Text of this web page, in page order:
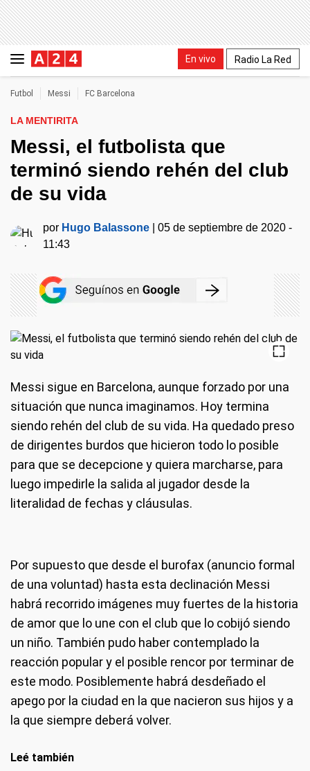
En vivo Radio La Red
Futbol Messi FC Barcelona
LA MENTIRITA
Messi, el futbolista que
terminó siendo rehén del club
de su vida
por Hugo Balassone |05 de septiembre de 2020 -
11:43
Messi sigue en Barcelona, aunque forzado por una
situación que nunca imaginamos. Hoy termina
siendo rehén del club de su vida. Ha quedado preso
de dirigentes burdos que hicieron todo lo posible
para que se decepcione y quiera marcharse, para
luego impedirle la salida al jugador desde la
literalidad de fechas y cláusulas.
Por supuesto que desde el burofax (anuncio formal
de una voluntad) hasta esta declinación Messi
habrá recorrido imágenes muy fuertes de la historia
de amor que lo une con el club que lo cobijó siendo
un niño. También pudo haber contemplado la
reacción popular y el posible rencor por terminar de
este modo. Posiblemente habrá desdeñado el
apego por la ciudad en la que nacieron sus hijos y a
la que siempre deberá volver.
Leé también